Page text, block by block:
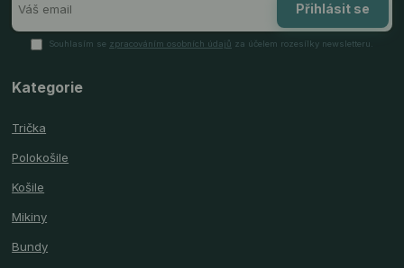
Přihlásit se
Souhlasím se zpracováním osobních údajů za účelem rozesílky newsletteru.
Kategorie
Trička
Polokošile
Košile
Mikiny
Bundy